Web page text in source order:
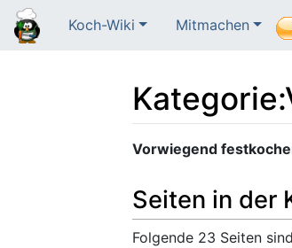
Koch-Wiki Mitmachen
Kategorie:
Wechseln zu: Navigation
Vorwiegend
Seiten in der
Folgende 23 Seiten